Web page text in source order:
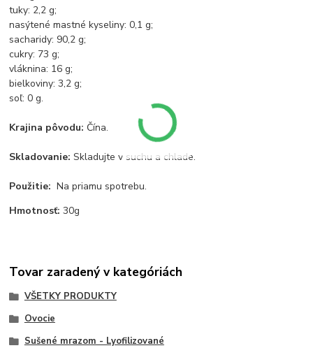
tuky: 2,2 g;
nasýtené mastné kyseliny: 0,1 g;
sacharidy: 90,2 g;
cukry: 73 g;
vláknina: 16 g;
bielkoviny: 3,2 g;
soľ: 0 g.
Krajina pôvodu: Čína.
Skladovanie: Skladujte v suchu a chlade.
Použitie: Na priamu spotrebu.
Hmotnosť: 30g
Tovar zaradený v kategóriách
VŠETKY PRODUKTY
Ovocie
Sušené mrazom - Lyofilizované